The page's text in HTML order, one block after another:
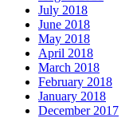
July 2018
June 2018
May 2018
April 2018
March 2018
February 2018
January 2018
December 2017